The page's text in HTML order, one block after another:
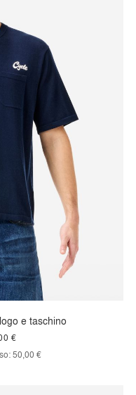
e taschino
€
50,00 €